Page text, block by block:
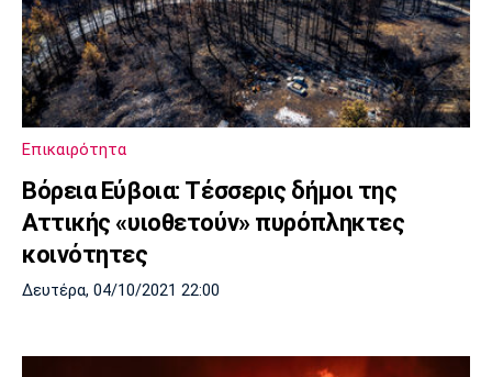
Επικαιρότητα
Βόρεια Εύβοια: Τέσσερις δήμοι της
Αττικής «υιοθετούν» πυρόπληκτες
κοινότητες
Δευτέρα, 04/10/2021 22:00